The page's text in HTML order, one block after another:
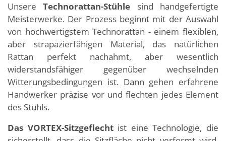
UnsereTechnorattan-Stühle sind handgefertigte
Meisterwerke. Der Prozess beginnt mit der Auswahl
von hochwertigstem Technorattan - einem flexiblen,
aber strapazierfähigen Material, das natürlichen
Rattan perfekt nachahmt, aber wesentlich
widerstandsfähiger gegenüber wechselnden
Witterungsbedingungen ist. Dann gehen erfahrene
Handwerker präzise vor und flechten jedes Element
des Stuhls.
Das VORTEX-Sitzgeflechtist eine Technologie, die